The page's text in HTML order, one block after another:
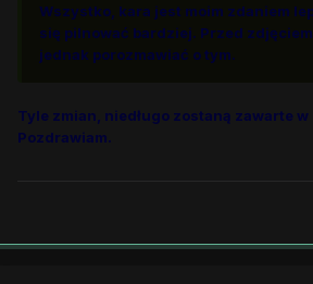
Wszystko, kara jest moim zdaniem
się pilnować bardziej. Przed
jednak porozmawiać o tym.
Tyle zmian, niedługo zostaną zawarte
Pozdrawiam.